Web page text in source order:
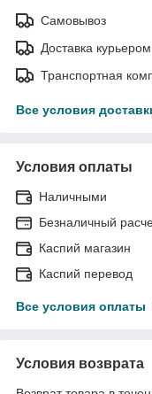
Самовывоз
Доставка курьером
Транспортная
Все условия
Условия оплаты
Наличными
Безналичный
Каспий магазин
Каспий перевод
Все условия оплаты
Условия возврата